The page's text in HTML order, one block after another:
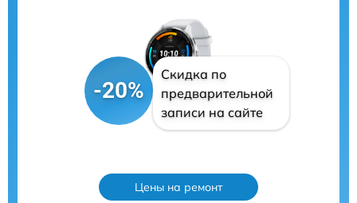
-20%
Скидка по
предварительной
записи на сайте
Цены на ремонт